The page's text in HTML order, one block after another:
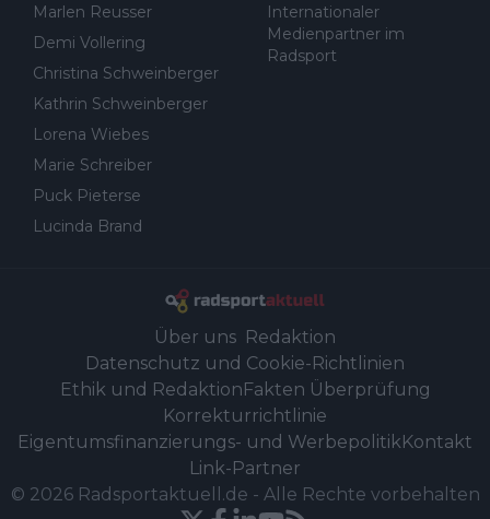
Marlen Reusser
Demi Vollering
Christina Schweinberger
Kathrin Schweinberger
Lorena Wiebes
Marie Schreiber
Puck Pieterse
Lucinda Brand
Internationaler
Medienpartner im
Radsport
Über uns Redaktion
Datenschutz und Cookie-Richtlinien
Ethik und Redaktion Fakten Überprüfung
Korrekturrichtlinie
Eigentumsfinanzierungs- und WerbepolitikKontakt
Link-Partner
© 2026 Radsportaktuell.de - Alle Rechte vorbehalten